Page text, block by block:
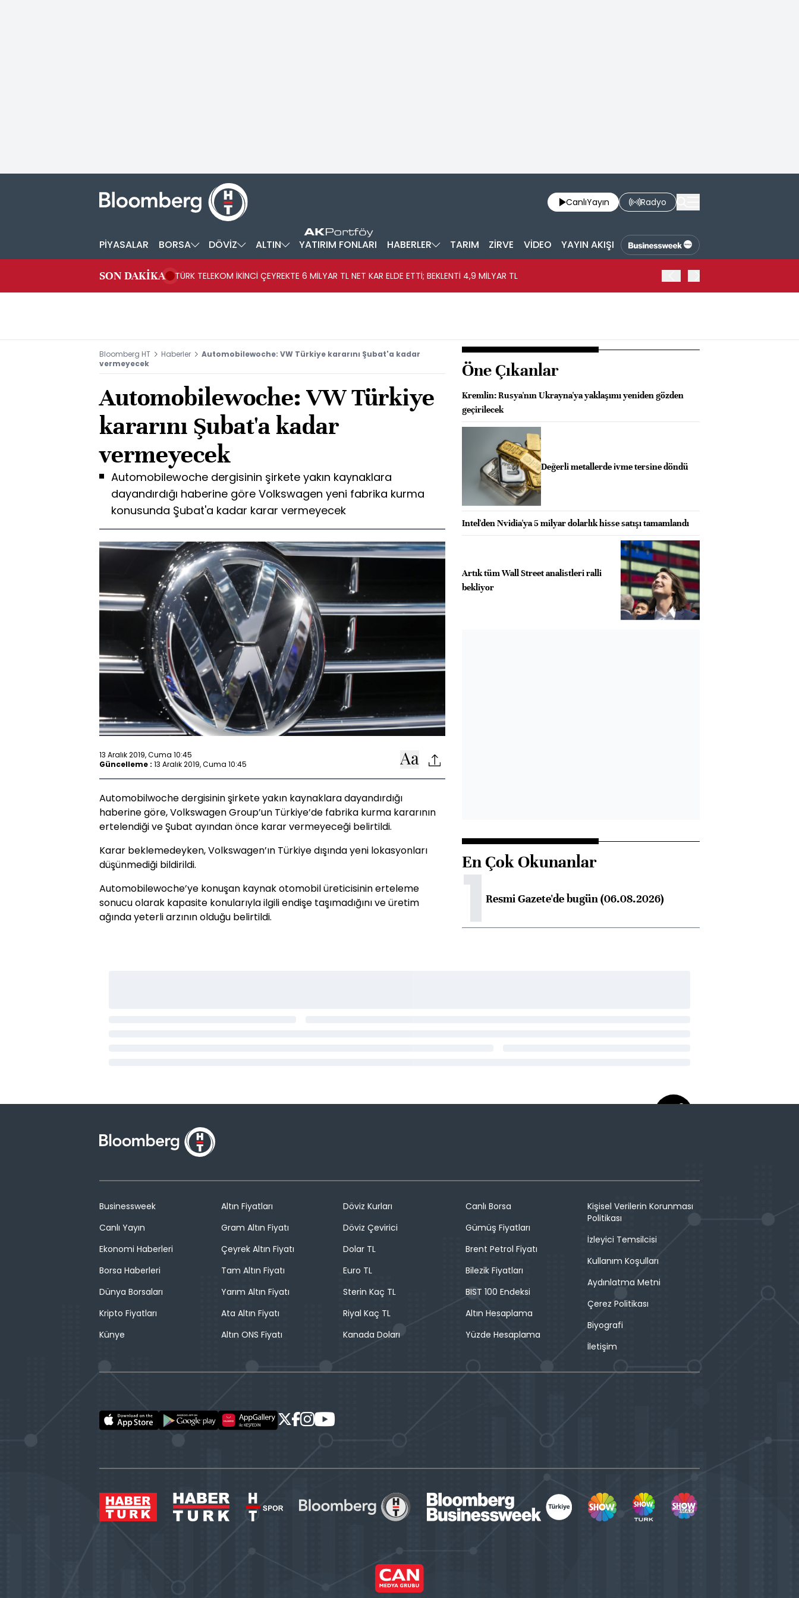
CanlıYayın Radyo
PİYASALAR BORSA DÖVİZ ALTIN YATIRIM FONLARI HABERLER TARIM ZİRVE VİDEO YAYIN AKIŞI
SON DAKİKA TÜRK TELEKOM İKİNCİ ÇEYREKTE 6 MİLYAR TL NET KAR ELDE ETTİ; BEKLENTİ 4,9 MİLYAR TL
Bloomberg HT Haberler
Automobilewoche: VW Türkiye kararını Şubat'a kadar
vermeyecek
Automobilewoche: VW Türkiye
kararını Şubat'a kadar
vermeyecek
Automobilewoche dergisinin şirkete yakın kaynaklara
dayandırdığı haberine göre Volkswagen yeni fabrika kurma
konusunda Şubat'a kadar karar vermeyecek
13 Aralık 2019, Cuma 10:45
Güncelleme : 13 Aralık 2019, Cuma 10:45
Automobilwoche dergisinin şirkete yakın kaynaklara dayandırdığı
haberine göre, Volkswagen Group’un Türkiye’de fabrika kurma kararının
ertelendiği ve Şubat ayından önce karar vermeyeceği belirtildi.
Karar beklemedeyken, Volkswagen’ın Türkiye dışında yeni lokasyonları
düşünmediği bildirildi.
Automobilewoche’ye konuşan kaynak otomobil üreticisinin erteleme
sonucu olarak kapasite konularıyla ilgili endişe taşımadığını ve üretim
ağında yeterli arzının olduğu belirtildi.
Öne Çıkanlar
Kremlin: Rusya'nın Ukrayna'ya yaklaşımı yeniden gözden
geçirilecek
Değerli metallerde ivme tersine döndü
Intel'den Nvidia'ya 5 milyar dolarlık hisse satışı tamamlandı
Artık tüm Wall Street analistleri ralli
bekliyor
En Çok Okunanlar
1Resmi Gazete'de bugün (06.08.2026)
Businessweek
Canlı Yayın
Ekonomi Haberleri
Borsa Haberleri
Dünya Borsaları
Kripto Fiyatları
Künye
Altın Fiyatları
Gram Altın Fiyatı
Çeyrek Altın Fiyatı
Tam Altın Fiyatı
Yarım Altın Fiyatı
Ata Altın Fiyatı
Altın ONS Fiyatı
Döviz Kurları
Döviz Çevirici
Dolar TL
Euro TL
Sterin Kaç TL
Riyal Kaç TL
Kanada Doları
Canlı Borsa
Gümüş Fiyatları
Brent Petrol Fiyatı
Bilezik Fiyatları
BIST 100 Endeksi
Altın Hesaplama
Yüzde Hesaplama
Kişisel Verilerin Korunması
Politikası
İzleyici Temsilcisi
Kullanım Koşulları
Aydınlatma Metni
Çerez Politikası
Biyografi
İletişim